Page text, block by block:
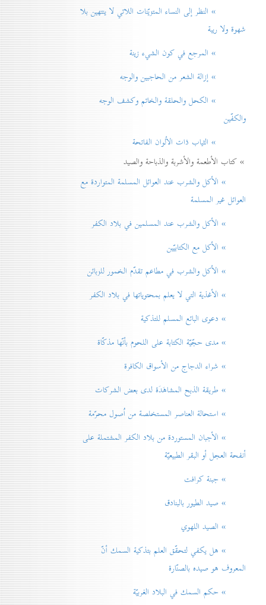
» النظر إلی النساء المتزيّنات اللاتي لا ينتهين بلا
شهوة ولا ريبة
» المرجع في كون الشيء زينة
» إزالة الشعر من الحاجبين والوجه
» الكحل والحلقة والخاتم وكشف الوجه
والكفّين
» الثياب ذات الألوان الفاتحة
» كتاب الأطعمة والأشربة والذباحة والصيد
» الأكل والشرب عند العوائل المسلمة المتواردة مع
العوائل غير المسلمة
» الأكل والشرب عند المسلمين في بلاد الكفر
» الأكل مع الكتابيّين
» الأكل والشرب في مطاعم تقدّم الخمور للزبائن
» الأغذية التي لا يعلم بمحتوياتها في بلاد الكفر
» دعوی البائع المسلم للتذكية
» مدی حجّيّة الكتابة على اللحوم بأنّها مذكّاة
» شراء الدجاج من الأسواق الكافرة
» طريقة الذبح المشاهَدَة لدی بعض الشركات
» استحالة العناصر المستخلصة من اُصول محرّمة
» الأجبان المستوردة من بلاد الكفر المشتملة على
أنفحة العجل أو البقر الطبيعيّة
» جبنة كرافت
» صيد الطيور بالبنادق
» الصيد اللهوي
» هل يكفي لتحقّق العلم بتذكية السمك أنّ
المعروف هو صيده بالصنّارة
» حكم السمك في البلاد الغربيّة